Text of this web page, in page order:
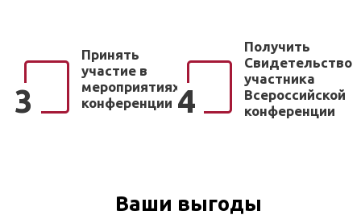
3
Принять
участие в
мероприятиях
конференции 4
Получить
Свидетельство
участника
Всероссийской
конференции
Ваши выгоды